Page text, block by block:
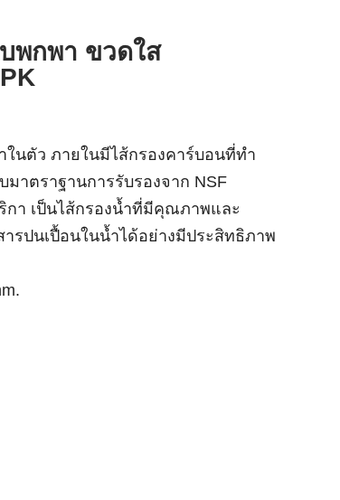
พกพา ขวดใส
ภายในมีไส้กรองคาร์บอนที่ทำจากกะลา
บรองจาก NSF Standard 42 จากประเทศ
ะสามารถกรองคลอรีน กลิ่น สี สารปนเปื้อน